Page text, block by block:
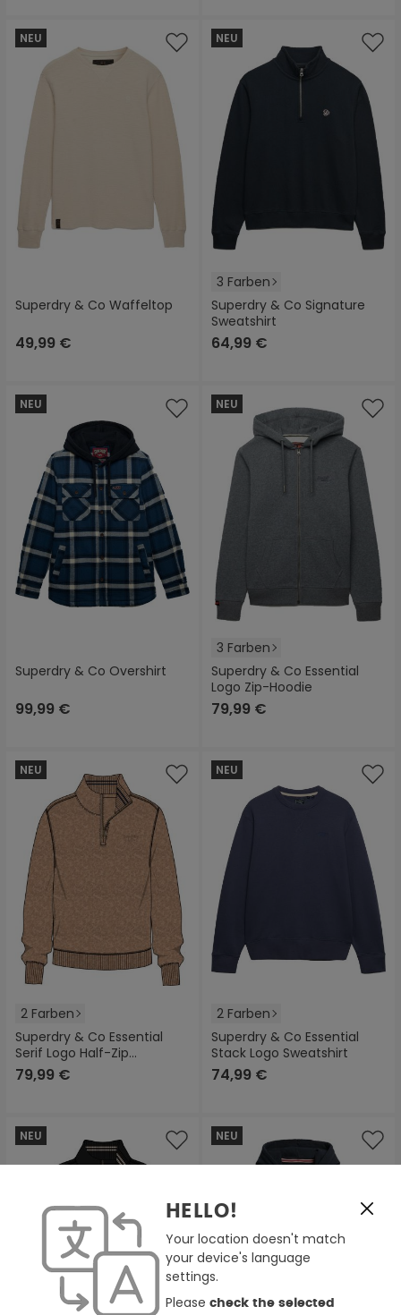
NEU
Superdry & Co Waffeltop
49,99 €
NEU
3 Farben
Superdry & Co Signature
Sweatshirt
64,99 €
NEU
Superdry & Co Overshirt
99,99 €
NEU
3 Farben
Superdry & Co Essential
Logo Zip-Hoodie
79,99 €
NEU
2 Farben
Superdry & Co Essential
Serif Logo Half-Zip
Sweatshirt
79,99 €
NEU
2 Farben
Superdry & Co Essential
Stack Logo Sweatshirt
74,99 €
NEU NEU
HELLO!
Your location doesn't match
your device's language
settings.
Please check the selected